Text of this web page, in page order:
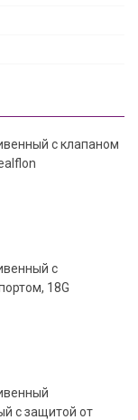
с клапаном
с
18G
с защитой от